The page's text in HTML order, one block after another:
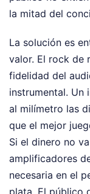
la mitad del
La solución es
valor. El rock de
fidelidad del
instrumental. Un
al milímetro las
que el mejor
Si el dinero no
amplificadores
necesaria en el
plata. El público